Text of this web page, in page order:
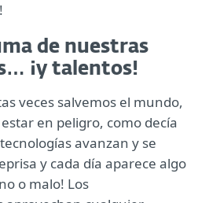
de nuestras
¡y talentos!
veces salvemos el mundo,
en peligro, como decía
avanzan y se
y cada día aparece algo
o malo! Los